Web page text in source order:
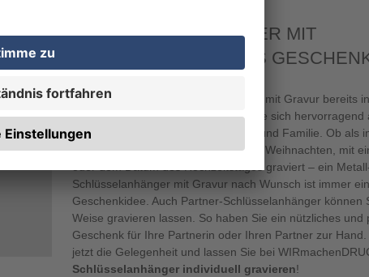
SCHLÜSSELANHÄNGER MIT
WUNSCHGRAVUR ALS
Da unsere Metall-Schlüsselanhänger mit Gravur bereits
Stückzahlen erhältlich sind, eignen sie sich hervorragend
persönliches Geschenk für Freunde und Familie. Ob als
Geschenk zum Geburtstagoder zu Weihnachten, mit
oder dem Datum des Hochzeitstages graviert – ein
Schlüsselanhänger mit Gravur nach Wunsch ist immer
Geschenkidee. Auch Partner-Schlüsselanhänger können
Weise gravieren lassen. So haben Sie ein nützliches und
Geschenk für Ihre Partnerin oder Ihren Partner zur Hand.
jetzt die Gelegenheit und lassen Sie bei
Schlüsselanhänger individuell gravieren!